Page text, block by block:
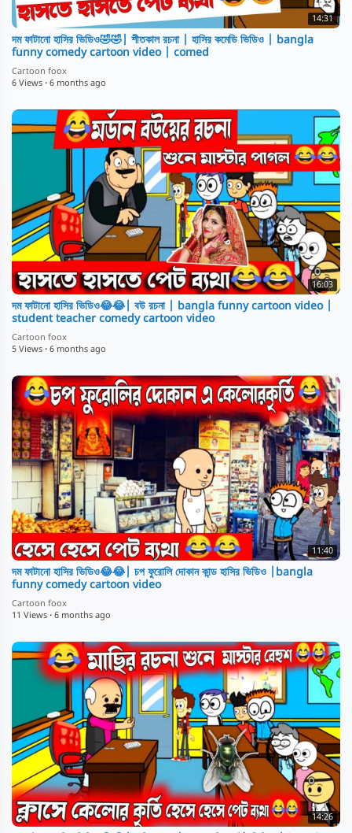
14:31
দম ফাটানো হাসির ভিডিও🤣🤣| শীতকাল রচনা | হাসির কমেডি ভিডিও | bangla
funny comedy cartoon video | comed
Cartoon foox
6 Views · 6 months ago
16:03
দম ফাটানো হাসির ভিডিও😂😂| বউ রচনা | bangla funny cartoon video |
student teacher comedy cartoon video
Cartoon foox
5 Views · 6 months ago
11:40
দম ফাটানো হাসির ভিডিও😂😂| চপ ফুরোলি দোকান কান্ড হাসির ভিডিও |bangla
funny comedy cartoon video
Cartoon foox
11 Views · 6 months ago
14:26